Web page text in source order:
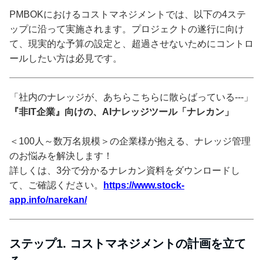
PMBOKにおけるコストマネジメントでは、以下の4ステ
ップに沿って実施されます。プロジェクトの遂行に向け
て、現実的な予算の設定と、超過させないためにコントロ
ールしたい方は必見です。
「社内のナレッジが、あちらこちらに散らばっている---」
『非IT企業』向けの、AIナレッジツール「ナレカン」
＜100人～数万名規模＞の企業様が抱える、ナレッジ管理
のお悩みを解決します！
詳しくは、3分で分かるナレカン資料をダウンロードし
て、ご確認ください。
https://www.stock-
app.info/narekan/
ステップ1. コストマネジメントの計画を立て